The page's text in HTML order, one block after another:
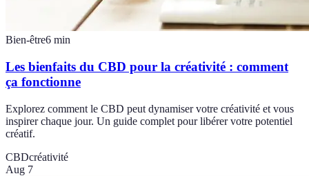
Bien-être6 min
Les bienfaits du CBD pour la créativité : comment
ça fonctionne
Explorez comment le CBD peut dynamiser votre créativité et vous
inspirer chaque jour. Un guide complet pour libérer votre potentiel
créatif.
CBDcréativité
Aug 7